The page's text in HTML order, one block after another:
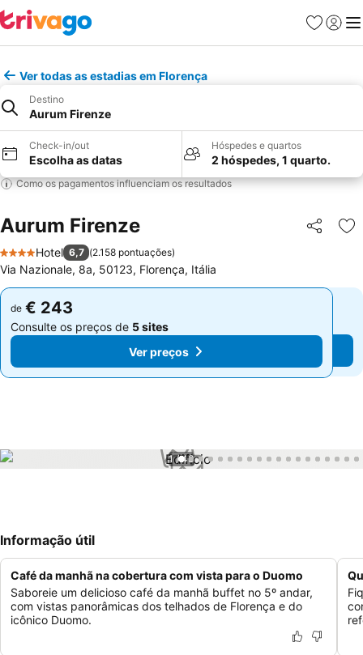
Favoritos
Iniciar
Ver todas as estadias em Florença
Destino
Aurum Firenze
Check-in/out
Escolha as datas
Hóspedes e quartos
2 hóspedes, 1 quarto.
Como os pagamentos influenciam os resultados
Aurum Firenze Partilhar
4 Estrelas
Hotel 6,7 (2.158 pontuações)
Via Nazionale, 8a, 50123, Florença, Itália
de € 243
Consulte os preços de 5 sites
Ver preços
de € 243
Consulte os preços de 5 sites
Ver preços
1 / 43
Informação útil
Café da manhã na cobertura com vista para o Duomo
Saboreie um delicioso café da manhã buffet no 5º andar,
com vistas panorâmicas dos telhados de Florença e do
icônico Duomo.